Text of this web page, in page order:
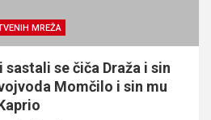
MREŽA
se čiča Draža i sin
Momčilo i sin mu